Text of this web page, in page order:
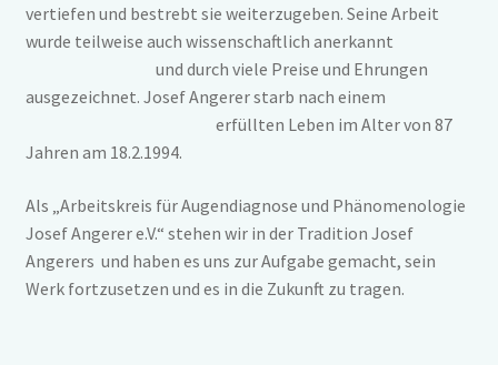
vertiefen und bestrebt sie weiterzugeben. Seine Arbeit
wurde teilweise auch wissenschaftlich anerkannt
und durch viele Preise und Ehrungen
ausgezeichnet. Josef Angerer starb nach einem
erfüllten Leben im Alter von 87
Jahren am 18.2.1994.
Als „Arbeitskreis für Augendiagnose und Phänomenologie
Josef Angerer e.V.“ stehen wir in der Tradition Josef
Angerers und haben es uns zur Aufgabe gemacht, sein
Werk fortzusetzen und es in die Zukunft zu tragen.